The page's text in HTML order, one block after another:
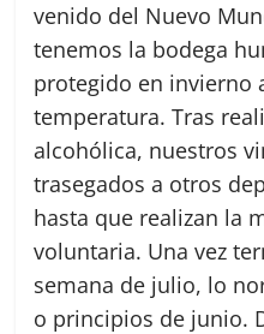
venido del Nuevo
tenemos la bodega
protegido en invierno
temperatura. Tras
alcohólica, nuestros
trasegados a otros
hasta que realizan la
voluntaria. Una vez
semana de julio, lo
o principios de junio.